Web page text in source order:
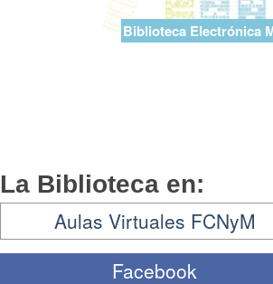
Biblioteca Electrónica
La Biblioteca en:
Aulas Virtuales FCNyM
Facebook